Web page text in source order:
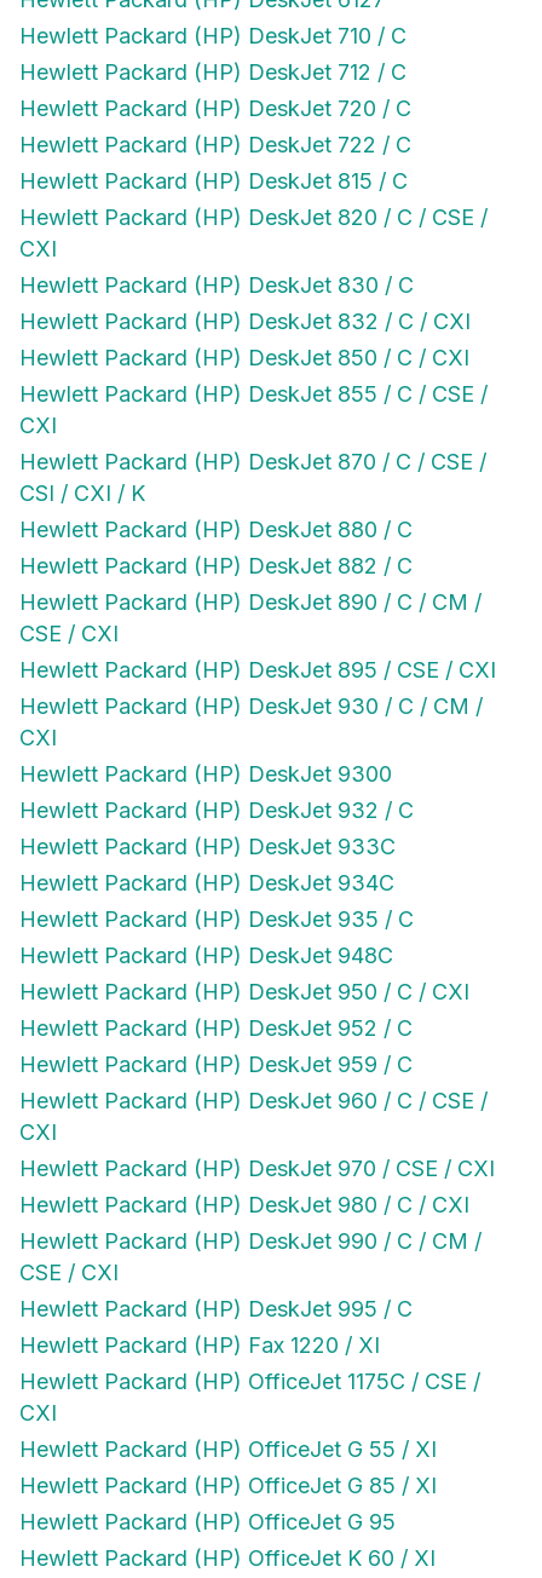
Hewlett Packard (HP) DeskJet 710 / C
Hewlett Packard (HP) DeskJet 712 / C
Hewlett Packard (HP) DeskJet 720 / C
Hewlett Packard (HP) DeskJet 722 / C
Hewlett Packard (HP) DeskJet 815 / C
Hewlett Packard (HP) DeskJet 820 / C / CSE /
CXI
Hewlett Packard (HP) DeskJet 830 / C
Hewlett Packard (HP) DeskJet 832 / C / CXI
Hewlett Packard (HP) DeskJet 850 / C / CXI
Hewlett Packard (HP) DeskJet 855 / C / CSE /
CXI
Hewlett Packard (HP) DeskJet 870 / C / CSE /
CSI / CXI / K
Hewlett Packard (HP) DeskJet 880 / C
Hewlett Packard (HP) DeskJet 882 / C
Hewlett Packard (HP) DeskJet 890 / C / CM /
CSE / CXI
Hewlett Packard (HP) DeskJet 895 / CSE / CXI
Hewlett Packard (HP) DeskJet 930 / C / CM /
CXI
Hewlett Packard (HP) DeskJet 9300
Hewlett Packard (HP) DeskJet 932 / C
Hewlett Packard (HP) DeskJet 933C
Hewlett Packard (HP) DeskJet 934C
Hewlett Packard (HP) DeskJet 935 / C
Hewlett Packard (HP) DeskJet 948C
Hewlett Packard (HP) DeskJet 950 / C / CXI
Hewlett Packard (HP) DeskJet 952 / C
Hewlett Packard (HP) DeskJet 959 / C
Hewlett Packard (HP) DeskJet 960 / C / CSE /
CXI
Hewlett Packard (HP) DeskJet 970 / CSE / CXI
Hewlett Packard (HP) DeskJet 980 / C / CXI
Hewlett Packard (HP) DeskJet 990 / C / CM /
CSE / CXI
Hewlett Packard (HP) DeskJet 995 / C
Hewlett Packard (HP) Fax 1220 / XI
Hewlett Packard (HP) OfficeJet 1175C / CSE /
CXI
Hewlett Packard (HP) OfficeJet G 55 / XI
Hewlett Packard (HP) OfficeJet G 85 / XI
Hewlett Packard (HP) OfficeJet G 95
Hewlett Packard (HP) OfficeJet K 60 / XI